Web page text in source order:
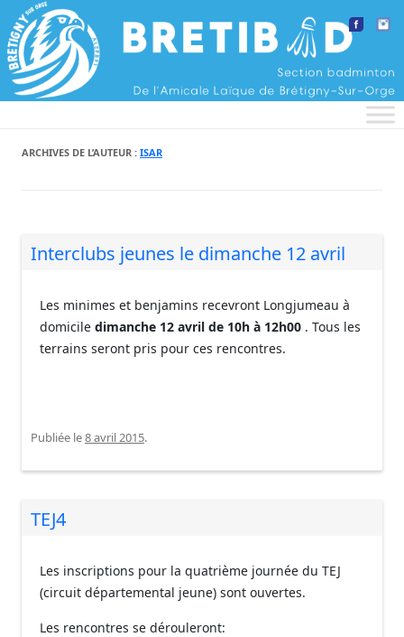
ARCHIVES DE L’AUTEUR : ISAR
Interclubs jeunes le dimanche 12 avril
Les minimes et benjamins recevront Longjumeau à
domicile dimanche 12 avril de 10h à 12h00 . Tous les
terrains seront pris pour ces rencontres.
Publiée le8 avril 2015.
TEJ4
Les inscriptions pour la quatrième journée du TEJ
(circuit départemental jeune) sont ouvertes.
Les rencontres se dérouleront: